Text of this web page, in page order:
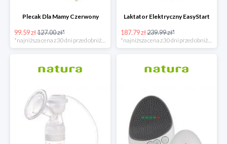
Plecak Dla Mamy Czerwony
99.59 zł127.00 zł*
Laktator Elektryczny EasyStart
187.79 zł239.99 zł*